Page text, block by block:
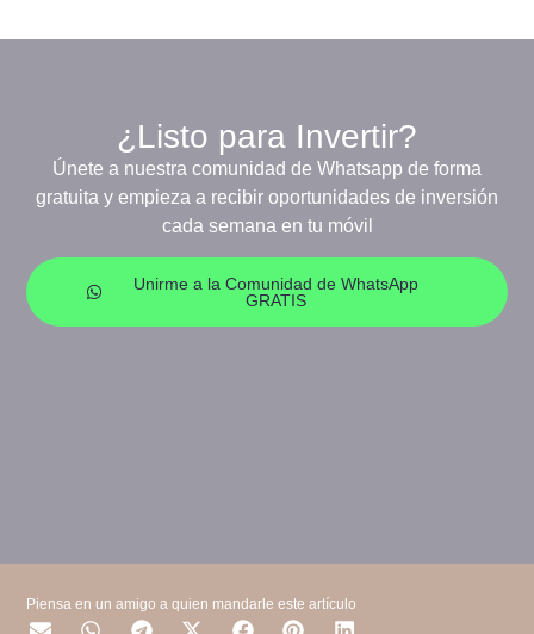
¿Listo para Invertir?
Únete a nuestra comunidad de Whatsapp de forma
gratuita y empieza a recibir oportunidades de inversión
cada semana en tu móvil
Unirme a la Comunidad de WhatsApp
GRATIS
Piensa en un amigo a quien mandarle este artículo